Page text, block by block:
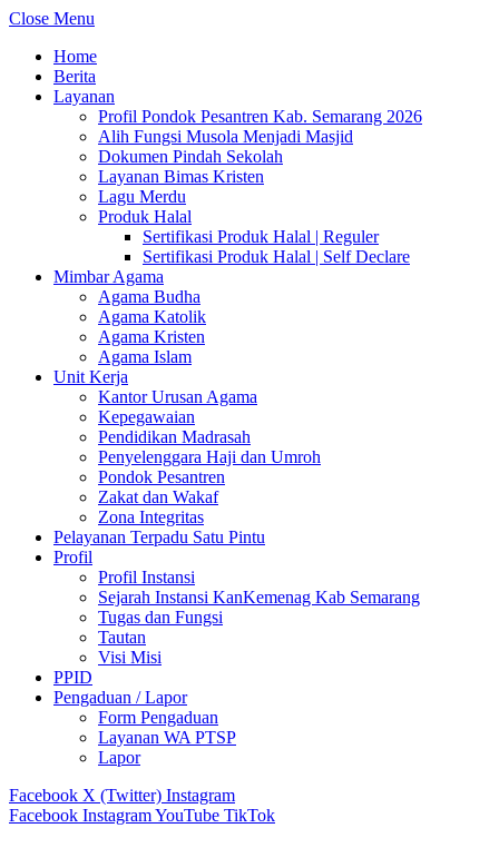
Close Menu
Home
Berita
Layanan
Profil Pondok Pesantren Kab. Semarang 2026
Alih Fungsi Musola Menjadi Masjid
Dokumen Pindah Sekolah
Layanan Bimas Kristen
Lagu Merdu
Produk Halal
Sertifikasi Produk Halal | Reguler
Sertifikasi Produk Halal | Self Declare
Mimbar Agama
Agama Budha
Agama Katolik
Agama Kristen
Agama Islam
Unit Kerja
Kantor Urusan Agama
Kepegawaian
Pendidikan Madrasah
Penyelenggara Haji dan Umroh
Pondok Pesantren
Zakat dan Wakaf
Zona Integritas
Pelayanan Terpadu Satu Pintu
Profil
Profil Instansi
Sejarah Instansi KanKemenag Kab Semarang
Tugas dan Fungsi
Tautan
Visi Misi
PPID
Pengaduan / Lapor
Form Pengaduan
Layanan WA PTSP
Lapor
Facebook X (Twitter) Instagram
Facebook InstagramYouTube TikTok